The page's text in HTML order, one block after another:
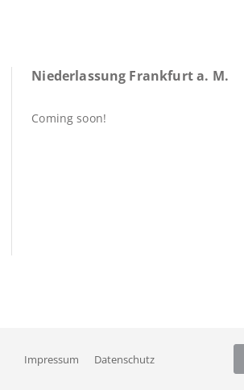
Niederlassung Frankfurt a. M.
Coming soon!
Impressum Datenschutz